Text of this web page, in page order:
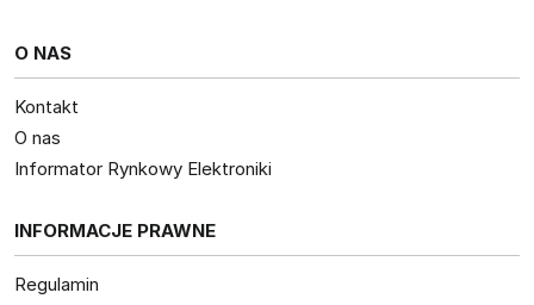
O NAS
Kontakt
O nas
Informator Rynkowy Elektroniki
INFORMACJE PRAWNE
Regulamin